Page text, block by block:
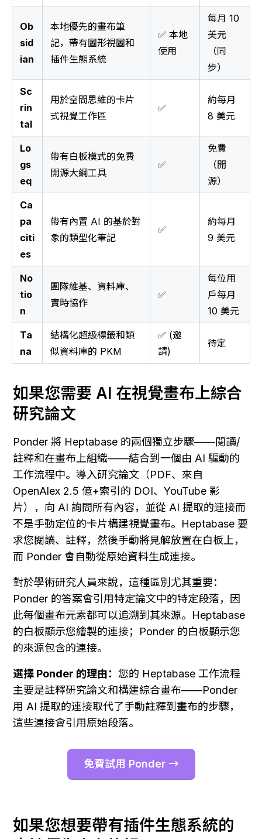
Ob
sid
ian
本地優先的畫布筆
記，帶有圖形視圖和
插件生態系統
✅ 本地
使用
每月 10
美元
（同
步）
Sc
rin
tal
用於空間思維的卡片
式視覺工作區
✅
約每月
8 美元
Lo
gs
eq
帶有白板模式的免費
開源大綱工具
✅
免費
（開
源）
Ca
pa
citi
es
帶有內置 AI 的基於對
象的類型化筆記
✅
約每月
9 美元
No
tio
n
團隊維基、資料庫、
實時協作
✅
每位用
戶每月
10 美元
Ta
na
結構化超級標籤和類
似資料庫的 PKM
✅ (邀
請)
待定
如果您需要 AI 在視覺畫布上綜合
研究論文
Ponder 將 Heptabase 的兩個獨立步驟——閱讀/
註釋和在畫布上組織——結合到一個由 AI 驅動的
工作流程中。導入研究論文（PDF、來自
OpenAlex 2.5 億+索引的 DOI、YouTube 影
片），向 AI 詢問所有內容，並從 AI 提取的連接而
不是手動定位的卡片構建視覺畫布。Heptabase 要
求您閱讀、註釋，然後手動將見解放置在白板上，
而 Ponder 會自動從原始資料生成連接。
對於學術研究人員來說，這種區別尤其重要：
Ponder 的答案會引用特定論文中的特定段落，因
此每個畫布元素都可以追溯到其來源。Heptabase
的白板顯示您繪製的連接；Ponder 的白板顯示您
的來源包含的連接。
選擇 Ponder 的理由： 您的 Heptabase 工作流程
主要是註釋研究論文和構建綜合畫布——Ponder
用 AI 提取的連接取代了手動註釋到畫布的步驟，
這些連接會引用原始段落。
免費試用 Ponder →
如果您想要帶有插件生態系統的